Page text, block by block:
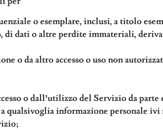
o esemplare, inclusi, a titolo
dati o altre perdite immateriali,
o da altro accesso o uso non
o dall’utilizzo del Servizio da parte
qualsivoglia informazione personale ivi